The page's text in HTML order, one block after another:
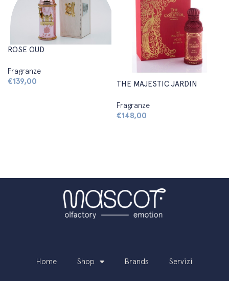
ROSE OUD
Fragranze
€139,00 THE MAJESTIC JARDIN
Fragranze
€148,00
Home Shop Brands Servizi